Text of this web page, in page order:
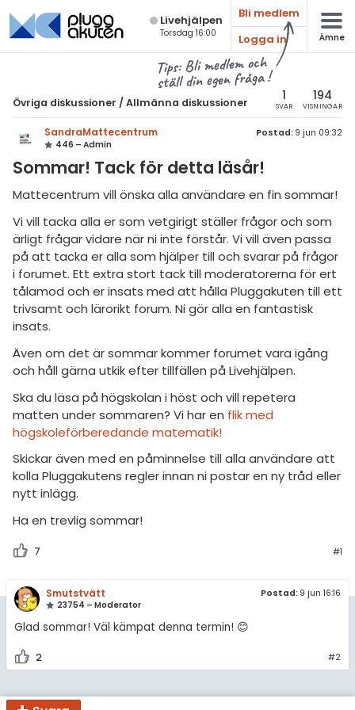
Live­hjälpen
Torsdag 16:00
Bli medlem
Logga in
Ämne
Tips: Bli medlem och
ställ din egen fråga !
Övriga diskussioner /Allmänna diskussioner 1
SVAR
194
VISNINGAR
SandraMattecentrum
446 – Admin
Postad: 9 jun 09:32
Sommar! Tack för detta läsår!
Mattecentrum vill önska alla användare en fin sommar!
Vi vill tacka alla er som vetgirigt ställer frågor och som
ärligt frågar vidare när ni inte förstår. Vi vill även passa
på att tacka er alla som hjälper till och svarar på frågor
i forumet. Ett extra stort tack till moderatorerna för ert
tålamod och er insats med att hålla Pluggakuten till ett
trivsamt och lärorikt forum. Ni gör alla en fantastisk
insats.
Även om det är sommar kommer forumet vara igång
och håll gärna utkik efter tillfällen på Livehjälpen.
Ska du läsa på högskolan i höst och vill repetera
matten under sommaren? Vi har en flik med
högskoleförberedande matematik!
Skickar även med en påminnelse till alla användare att
kolla Pluggakutens regler innan ni postar en ny tråd eller
nytt inlägg.
Ha en trevlig sommar!
7 #1
Smutstvätt
23754 – Moderator
Postad: 9 jun 16:16
Glad sommar! Väl kämpat denna termin! 😊
2 #2
& Bygg
språk
ämnen
diskussioner
Alla ämnen
Övriga diskussioner
Alla trådar
Allmänna diskussioner
Livehjälpen
Topplistor
För lärare
3 inloggade
Om Pluggakuten